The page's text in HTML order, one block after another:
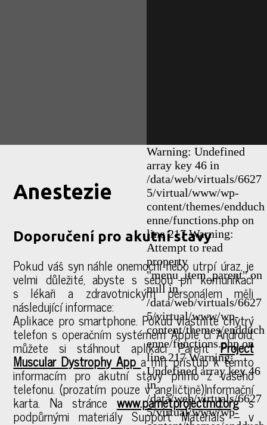
Warning: Undefined
array key 46 in
/data/web/virtuals/6627
5/virtual/www/wp-
content/themes/endduch
enne/functions.php on
line 217 Warning:
Attempt to read
property
"menu_item_parent" on
null in
/data/web/virtuals/6627
5/virtual/www/wp-
content/themes/endduch
enne/functions.php on
line 217 Warning:
Undefined array key 46
in
/data/web/virtuals/6627
5/virtual/www/wp-
Anestezie
Doporučení pro akutní stavy
Pokud váš syn náhle onemocní nebo utrpí úraz, je
velmi důležité, abyste s sebou při komunikaci
s lékaři a zdravotnickým personálem měli
následující informace:
Aplikace pro smartphone. Pokud vlastníte chytrý
telefon s operačním systémem Apple či Android,
můžete si stáhnout aplikaci ParentProject
Muscular Dystrophy Appa mít přístup k těmto
informacím pro akutní stavy přímo z vašeho
telefonu. (prozatím pouze v angličtině)Informační
karta. Na stránce www.parnetprojectmd.orgs
podpůrnými materiály Support Materials – v